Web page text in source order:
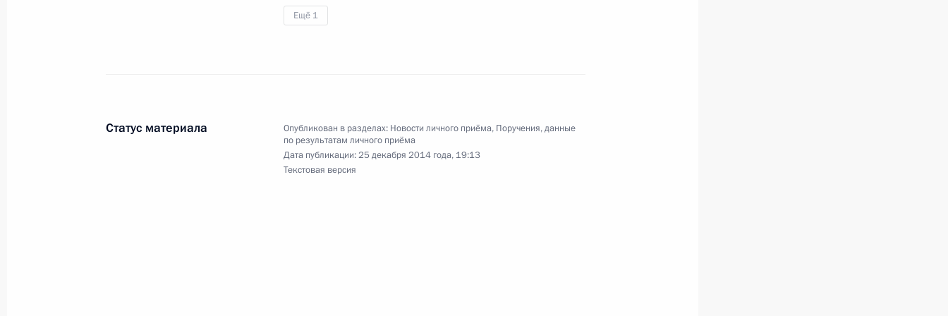
Исполнено поручение, данное по итогам личного приёма в режиме видео-
Исполнено поручение, данное по итогам личного приёма в режиме видео-
Ещё 1
Статус материала Опубликован в разделах: Новости личного приёма, Поручения, данные
по результатам личного приёма
Дата публикации:25 декабря 2014 года, 19:13
Текстовая версия